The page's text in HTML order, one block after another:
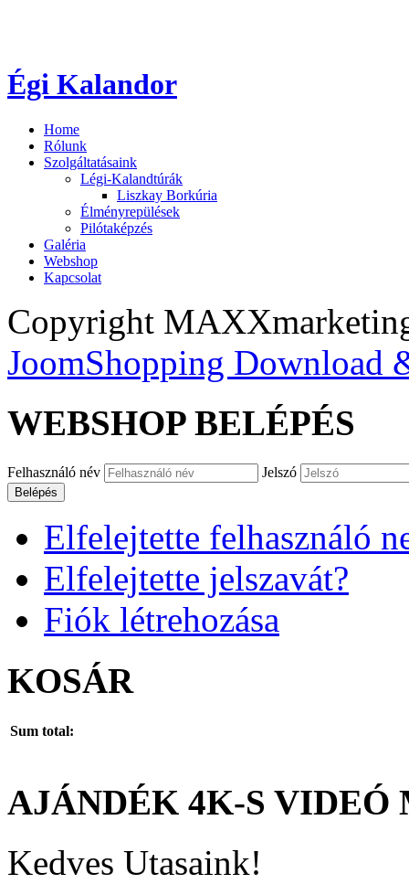
Égi Kalandor
Home
Rólunk
Szolgáltatásaink
Légi-Kalandtúrák
Liszkay Borkúria
Élményrepülések
Pilótaképzés
Galéria
Webshop
Kapcsolat
Copyright
JoomShopping Download
WEBSHOP BELÉPÉS
Felhasználó név Jelszó
Belépés
Elfelejtette felhasználó
Elfelejtette jelszavát?
Fiók létrehozása
KOSÁR
Sum total:
AJÁNDÉK 4K-S VIDEÓ
Kedves Utasaink!